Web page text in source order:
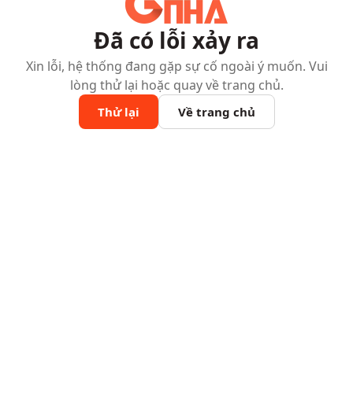
Đã có lỗi xảy ra
Xin lỗi, hệ thống đang gặp sự cố ngoài ý muốn. Vui
lòng thử lại hoặc quay về trang chủ.
Thử lại Về trang chủ